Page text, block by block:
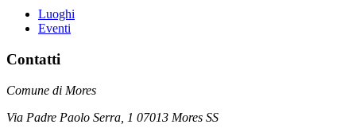
Luoghi
Eventi
Contatti
Comune di Mores
Via Padre Paolo Serra, 1 07013 Mores SS